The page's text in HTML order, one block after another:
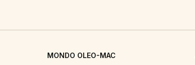
MONDO OLEO-MAC